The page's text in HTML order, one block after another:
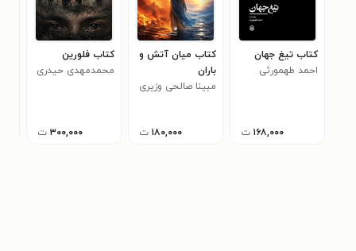
کتاب تیغ جهان
احمد طهمورثی
۱۶۸,۰۰۰ ت
کتاب میان آتش و
باران
مبینا صالحی وزیری
۱۸۰,۰۰۰ ت
کتاب فلورین
محمدمهدی حیدری
۳۰۰,۰۰۰ ت